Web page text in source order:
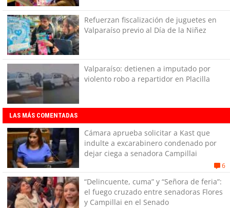
Refuerzan fiscalización de juguetes en
Valparaíso previo al Día de la Niñez
Valparaíso: detienen a imputado por
violento robo a repartidor en Placilla
LAS MÁS COMENTADAS
Cámara aprueba solicitar a Kast que
indulte a excarabinero condenado por
dejar ciega a senadora Campillai
6
“Delincuente, cuma” y “Señora de feria”:
el fuego cruzado entre senadoras Flores
y Campillai en el Senado